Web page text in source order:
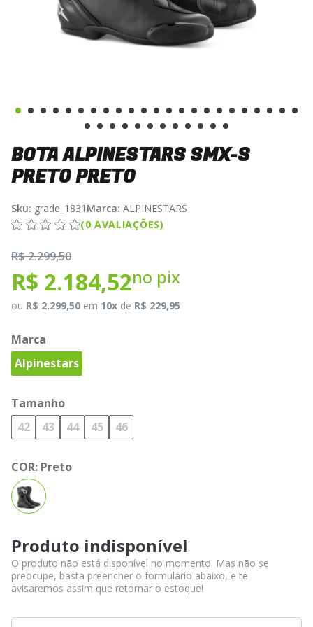
BOTA ALPINESTARS SMX-S
PRETO PRETO
Sku: grade_1831 Marca: ALPINESTARS
(0 AVALIAÇÕES)
R$ 2.299,50
R$ 2.184,52no pix
ou R$ 2.299,50 em 10x de R$ 229,95
Marca
Alpinestars
Tamanho
42
43 44 45 46
COR: Preto
Produto indisponível
O produto não está disponível no momento. Mas não se
preocupe, basta preencher o formulário abaixo, e te
avisaremos assim que retornar o estoque!